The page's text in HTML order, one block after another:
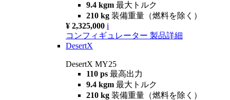
9.4 kgm 最大トルク
210 kg 装備重量（燃料を除く）
¥ 2,325,000 i
コンフィギュレーター 製品詳細
DesertX
DesertX MY25
110 ps 最高出力
9.4 kgm 最大トルク
210 kg 装備重量（燃料を除く）